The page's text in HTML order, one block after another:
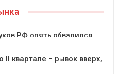
РФ опять обвалился
II квартале – рывок вверх,